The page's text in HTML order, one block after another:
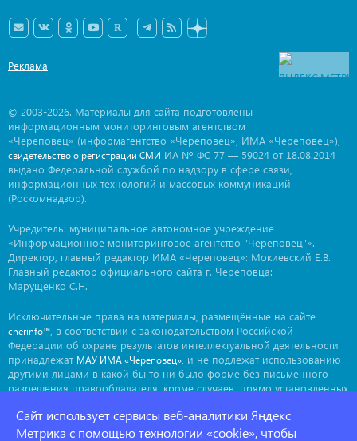
Реклама
© 2003-2026. Материалы для сайта подготовлены
информационным мониторинговым агентством
«Череповец» (информагентство «Череповец», ИМА «Череповец»),
свидетельство о регистрации СМИ ИА № ФС 77 — 59024 от 18.08.2014
выдано Федеральной службой по надзору в сфере связи,
информационных технологий и массовых коммуникаций
(Роскомнадзор).
Учредитель: муниципальное автономное учреждение
«Информационное мониторинговое агентство "Череповец"».
Директор, главный редактор ИМА «Череповец»: Мокиевский Е.В.
Главный редактор официального сайта г. Череповца:
Марущенко С.Н.
Исключительные права на материалы, размещённые на сайте
cherinfo™ , в соответствии с законодательством Российской
Федерации об охране результатов интеллектуальной деятельности
принадлежат МАУ ИМА «Череповец» , и не подлежат использованию
другими лицами в какой бы то ни было форме без письменного
разрешения правообладателя, кроме случаев, прямо установленных
ima@cherinfo.ru. Мнение авторов может не совпадать с мнением
редакции.
Сайт использует сервисы веб-аналитики Яндекс
Метрика с помощью технологии «cookie», чтобы